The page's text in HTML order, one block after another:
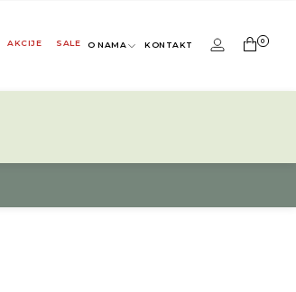
AKCIJE SALE O NAMA KONTAKT 0